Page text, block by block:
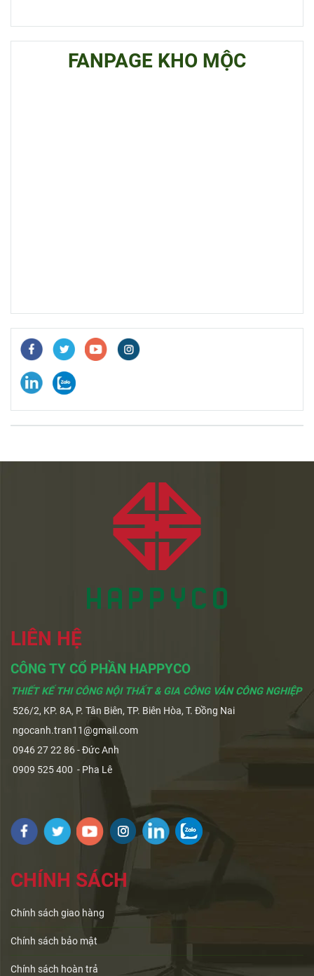
FANPAGE KHO MỘC
LIÊN HỆ
CÔNG TY CỔ PHẦN HAPPYCO
THIẾT KẾ THI CÔNG NỘI THẤT & GIA CÔNG VÁN CÔNG NGHIỆP
526/2, KP. 8A, P. Tân Biên, TP. Biên Hòa, T. Đồng Nai
ngocanh.tran11@gmail.com
0946 27 22 86 - Đức Anh
0909 525 400 - Pha Lê
CHÍNH SÁCH
Chính sách giao hàng
Chính sách bảo mật
Chính sách hoàn trả